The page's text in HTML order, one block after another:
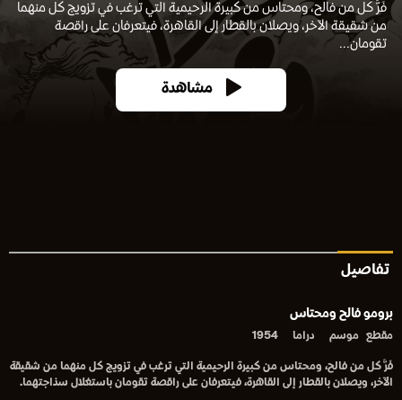
فَرَّ كل من فالح، ومحتاس من كبيرة الرحيمية التي ترغب في تزويج كل منهما
من شقيقة الآخر، ويصلان بالقطار إلى القاهرة، فيتعرفان على راقصة
تقومان...
مشاهدة
تفاصيل
برومو فالح ومحتاس
مقطع موسم دراما 1954
فَرَّ كل من فالح، ومحتاس من كبيرة الرحيمية التي ترغب في تزويج كل منهما من شقيقة
الآخر، ويصلان بالقطار إلى القاهرة، فيتعرفان على راقصة تقومان باستغلال سذاجتهما.